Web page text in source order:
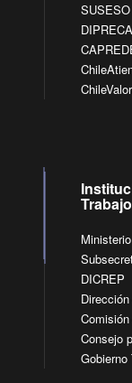
SUSESO
DIPRECA
Trabajo
DICREP
Consejo
Gobierno